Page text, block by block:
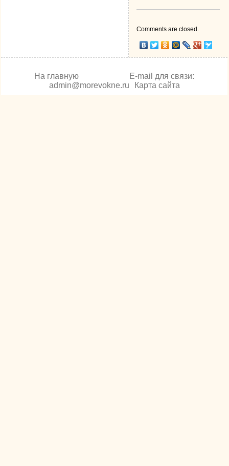
Comments are closed.
На главную
E-mail для связи:
admin@morevokne.ru
Карта сайта